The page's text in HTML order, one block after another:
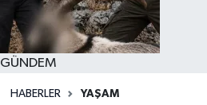
GÜNDEM
HABERLER YAŞAM
SPOR
MAGAZİN
Süper Lig Puan Durumu
Tüm Manşetler